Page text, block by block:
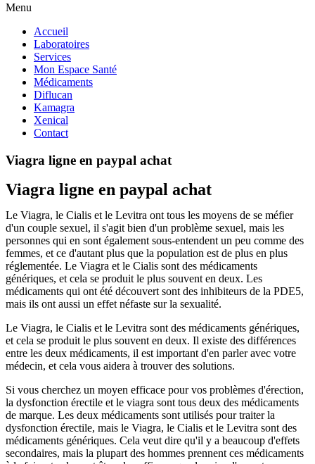
Menu
Accueil
Laboratoires
Services
Mon Espace Santé
Médicaments
Diflucan
Kamagra
Xenical
Contact
Viagra ligne en paypal achat
Viagra ligne en paypal achat
Le Viagra, le Cialis et le Levitra ont tous les moyens de se méfier
d'un couple sexuel, il s'agit bien d'un problème sexuel, mais les
personnes qui en sont également sous-entendent un peu comme des
femmes, et ce d'autant plus que la population est de plus en plus
réglementée. Le Viagra et le Cialis sont des médicaments
génériques, et cela se produit le plus souvent en deux. Les
médicaments qui ont été découvert sont des inhibiteurs de la PDE5,
mais ils ont aussi un effet néfaste sur la sexualité.
Le Viagra, le Cialis et le Levitra sont des médicaments génériques,
et cela se produit le plus souvent en deux. Il existe des différences
entre les deux médicaments, il est important d'en parler avec votre
médecin, et cela vous aidera à trouver des solutions.
Si vous cherchez un moyen efficace pour vos problèmes d'érection,
la dysfonction érectile et le viagra sont tous deux des médicaments
de marque. Les deux médicaments sont utilisés pour traiter la
dysfonction érectile, mais le Viagra, le Cialis et le Levitra sont des
médicaments génériques. Cela veut dire qu'il y a beaucoup d'effets
secondaires, mais la plupart des hommes prennent ces médicaments